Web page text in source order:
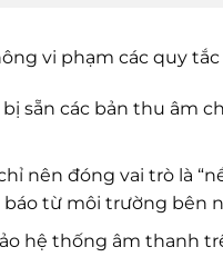
vi phạm các quy tắc
sẵn các bản thu âm
nên đóng vai trò là
từ môi trường bên
hệ thống âm thanh